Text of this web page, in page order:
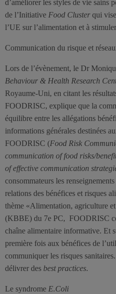
d’améliorer les styles de vie sains
de l’Initiative Food Cluster qui
l’UE sur l’alimentation et à
Communication du risque et
Lors de l’évènement, le Dr
Behaviour & Health Research
Royaume-Uni, en citant les
FOODRISC, explique que la
équilibre entre les allégations
informations générales destinées
FOODRISC (Food Risk
communication of food risks/
of effective communication
consommateurs les
relations des bénéfices et risques
thème «Alimentation, agriculture
(KBBE) du 7e PC, FOODRISC
chaîne alimentaire informative. Et
première fois aux bénéfices de
communiquer les risques
délivrer des best practices.
Le syndrome E.Coli